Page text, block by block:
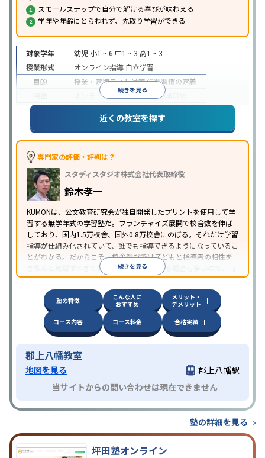
スモールステップで自分で解ける喜びが味わえる
学年や年齢にとらわれず、先取り学習ができる
続きを見る
対象学年 幼児 小1 ~ 6 中1 ~ 3 高1 ~ 3
授業形式
オンライン指導 自立学習
目的
授業・定期テスト対策学習習慣の定着
オンライン対応1科目から受講可能
近くの教室を探す
専門家の評価・評判は？
スタディスタジオ株式会社代表取締役
鈴木孝一
KUMONは、公文教育研究会が独自開発したプリントを使用して学
習する無学年式の学習塾だ。フランチャイズ展開で校舎数を伸ば
しており、国内1.5万校舎、国外0.8万校舎にのぼる。それだけ学習
指導が仕組み化されていて、誰でも指導できるようになっているこ
とがわかる。だからこそ、校舎選びでは子どもと指導者の相性を
きちんと確認すべきである。近所に2校舎ある場合も多いので、両
方見学してみることをオススメする。
続きを見る
塾の特徴
こんな人に
おすすめ
メリット・
デメリット
コース内容
コース料金 合格実績
郡上八幡教室
地図を見る
郡上八幡駅
当サイトからの問い合わせは現在できません
塾の詳細を見る
坪田塾オンライン